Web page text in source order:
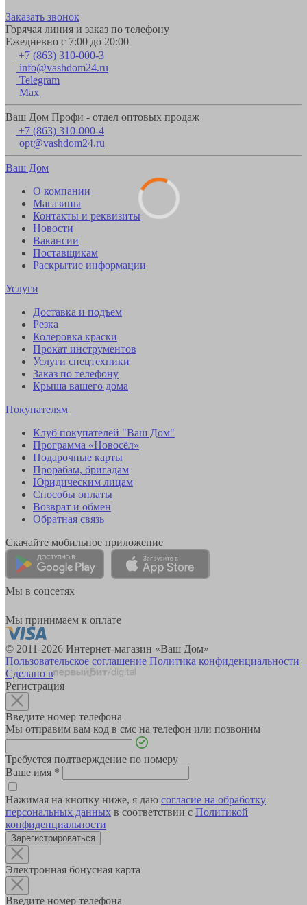
Заказать звонок
Горячая линия и заказ по телефону
Ежедневно с 7:00 до 20:00
+7 (863) 310-000-3
info@vashdom24.ru
Telegram
Max
Ваш Дом Профи - отдел оптовых продаж
+7 (863) 310-000-4
opt@vashdom24.ru
Ваш Дом
О компании
Магазины
Контакты и реквизиты
Новости
Вакансии
Поставщикам
Раскрытие информации
Услуги
Доставка и подъем
Резка
Колеровка краски
Прокат инструментов
Услуги спецтехники
Заказ по телефону
Крыша вашего дома
Покупателям
Клуб покупателей "Ваш Дом"
Программа «Новосёл»
Подарочные карты
Прорабам, бригадам
Юридическим лицам
Способы оплаты
Возврат и обмен
Обратная связь
Скачайте мобильное приложение
Мы в соцсетях
Мы принимаем к оплате
© 2011-2026 Интернет-магазин «Ваш Дом»
Пользовательское соглашение Политика конфиденциальности
Сделано в
Регистрация
Введите номер телефона
Мы отправим вам код в смс на телефон или позвоним
Требуется подтверждение по номеру
Ваше имя *
Нажимая на кнопку ниже, я даю согласие на обработку
персональных данных в соответствии с Политикой
конфиденциальности
Зарегистрироваться
Электронная бонусная карта
Введите номер телефона